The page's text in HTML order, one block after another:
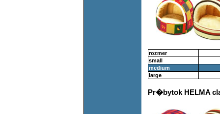
rozmer
small
medium
large
Pr�bytok HELMA